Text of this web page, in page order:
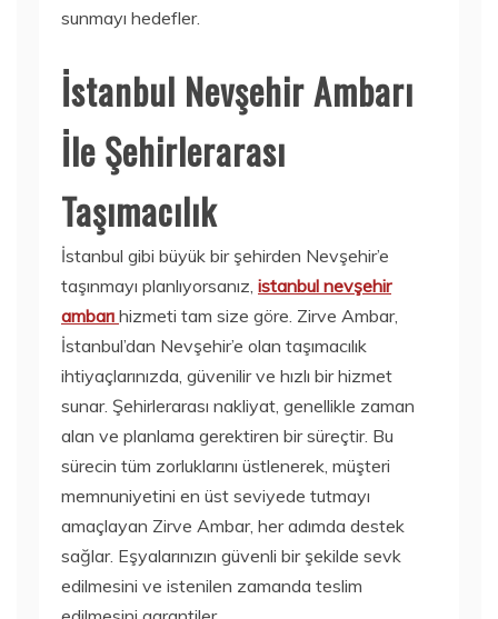
sunmayı hedefler.
İstanbul Nevşehir Ambarı
İle Şehirlerarası
Taşımacılık
İstanbul gibi büyük bir şehirden Nevşehir’e
taşınmayı planlıyorsanız, istanbul nevşehir
ambarı hizmeti tam size göre. Zirve Ambar,
İstanbul’dan Nevşehir’e olan taşımacılık
ihtiyaçlarınızda, güvenilir ve hızlı bir hizmet
sunar. Şehirlerarası nakliyat, genellikle zaman
alan ve planlama gerektiren bir süreçtir. Bu
sürecin tüm zorluklarını üstlenerek, müşteri
memnuniyetini en üst seviyede tutmayı
amaçlayan Zirve Ambar, her adımda destek
sağlar. Eşyalarınızın güvenli bir şekilde sevk
edilmesini ve istenilen zamanda teslim